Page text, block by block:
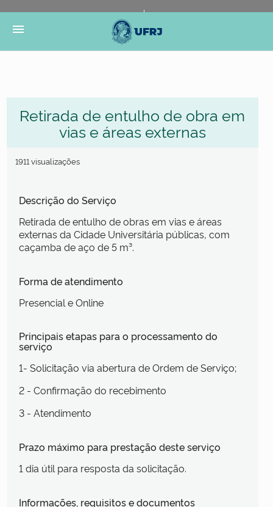
Portal do Governo Brasileiro
Governo
menu
Retirada de entulho de obra em
vias e áreas externas
1911 visualizações
Descrição do Serviço
Retirada de entulho de obras em vias e áreas
externas da Cidade Universitária públicas, com
caçamba de aço de 5 m³.
Forma de atendimento
Presencial e Online
Principais etapas para o processamento do
serviço
1- Solicitação via abertura de Ordem de Serviço;
2 - Confirmação do recebimento
3 - Atendimento
Prazo máximo para prestação deste serviço
1 dia útil para resposta da solicitação.
Informações, requisitos e documentos